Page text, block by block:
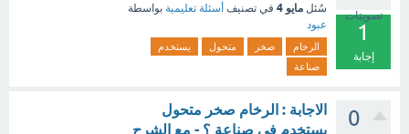
تصويتات
1
إجابة
سُئل مايو 4 في تصنيف أسئلة تعليمية بواسطة
عبود
الرخام صخر متحول
يستخدم
صناعة
0
الاجابة : الرخام صخر متحول
يستخدم في صناعة ؟ - مع الشرح